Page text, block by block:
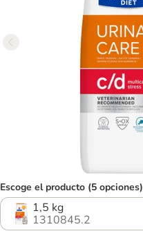
Escoge el producto (5 opciones)
1,5 kg
1310845.2